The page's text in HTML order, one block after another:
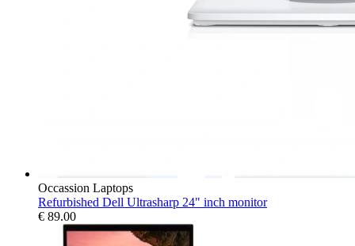
Occassion Laptops
Refurbished Dell Ultrasharp 24" inch monitor
€ 89.00